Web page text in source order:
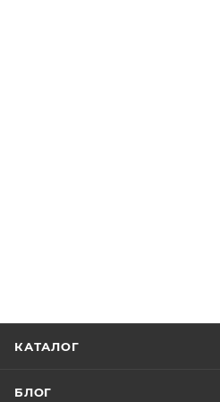
КАТАЛОГ
БЛОГ